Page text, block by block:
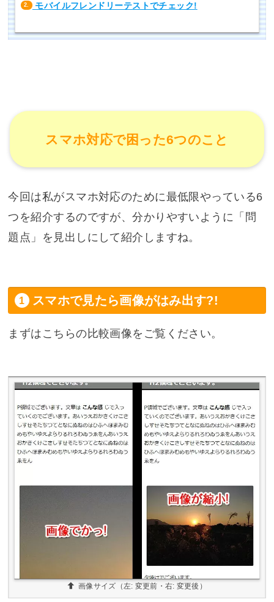
2. モバイルフレンドリーテストでチェック!
スマホ対応で困った6つのこと
今回は私がスマホ対応のために最低限やっている6
つを紹介するのですが、分かりやすいように「問
題点」を見出しにして紹介しますね。
スマホで見たら画像がはみ出す?!
まずはこちらの比較画像をご覧ください。
画像サイズ（左: 変更前・右: 変更後）